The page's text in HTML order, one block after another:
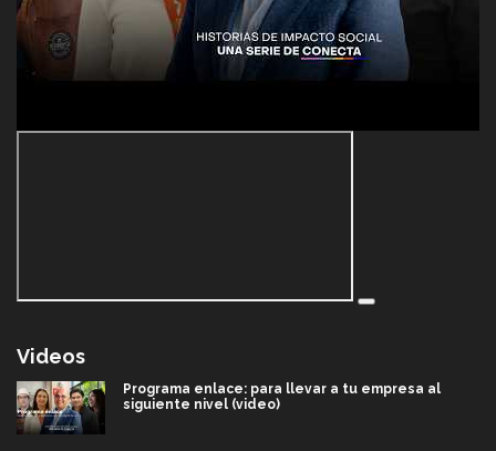
Videos
Programa enlace: para llevar a tu empresa al
siguiente nivel (video)